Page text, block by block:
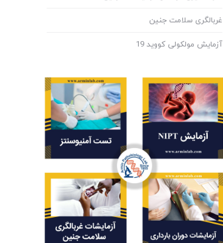
غربالگری سلامت جنین
آزمایش مولکولی کووید 19